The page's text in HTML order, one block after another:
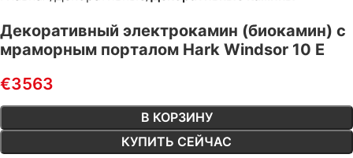
Декоративный электрокамин (биокамин) с
мраморным порталом Hark Windsor 10 E
€3563
В КОРЗИНУ
КУПИТЬ СЕЙЧАС